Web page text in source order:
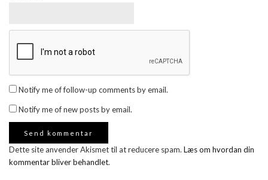
Notify me of follow-up comments by email.
Notify me of new posts by email.
Dette site anvender Akismet til at reducere spam. Læs om hvordan din
kommentar bliver behandlet.